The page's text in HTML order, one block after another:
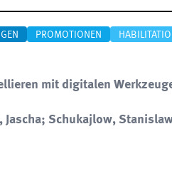
PROMOTIONEN
mit digitalen
Jascha; Schukajlow,